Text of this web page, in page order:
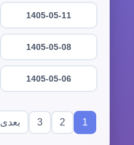
1405-05-11
1405-05-08
1405-05-06
1
2
3 بعدی